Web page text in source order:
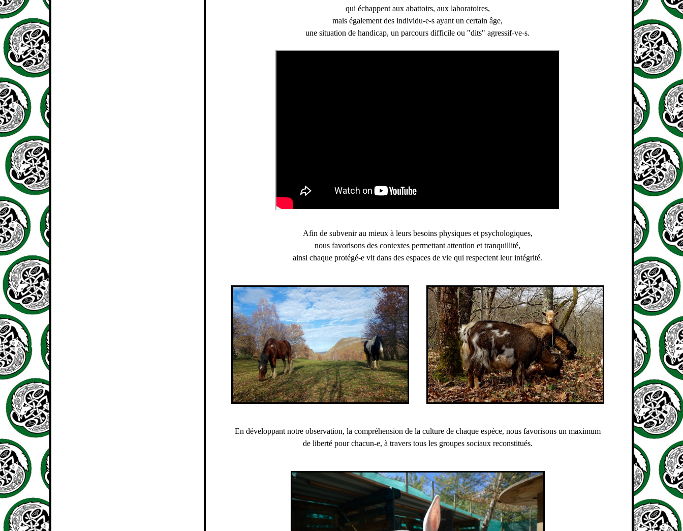
qui échappent aux abattoirs, aux laboratoires,
mais également des individu-e-s ayant un certain âge,
une situation de handicap, un parcours difficile ou "dits" agressif-ve-s.
Afin de subvenir au mieux à leurs besoins physiques et psychologiques,
nous favorisons des contextes permettantattention et tranquillité,
ainsi chaque protégé-e vit dans des espaces de vie qui respectent leur intégrité.
En développant notre observation, la compréhension de la culture de chaque espèce, nous favorisons un maximum
de liberté pour chacun-e, à travers tous les groupes sociaux reconstitués.